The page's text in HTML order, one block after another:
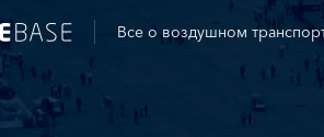
Все о воздушном